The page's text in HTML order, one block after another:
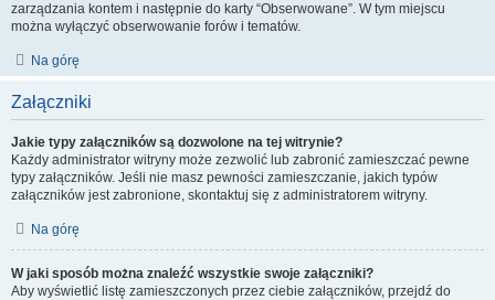
zarządzania kontem i następnie do karty “Obserwowane”. W tym miejscu
można wyłączyć obserwowanie forów i tematów.
Na górę
Załączniki
Jakie typy załączników są dozwolone na tej witrynie?
Każdy administrator witryny może zezwolić lub zabronić zamieszczać pewne
typy załączników. Jeśli nie masz pewności zamieszczanie, jakich typów
załączników jest zabronione, skontaktuj się z administratorem witryny.
Na górę
W jaki sposób można znaleźć wszystkie swoje załączniki?
Aby wyświetlić listę zamieszczonych przez ciebie załączników, przejdź do